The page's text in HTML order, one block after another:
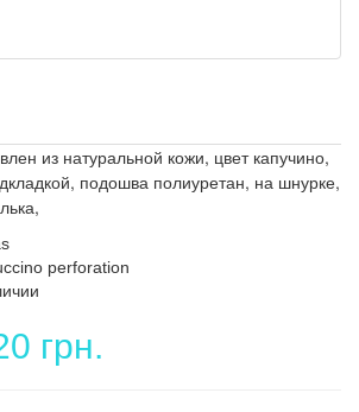
из натуральной кожи, цвет капучино,
подошва полиуретан, на шнурке,
perforation
грн.